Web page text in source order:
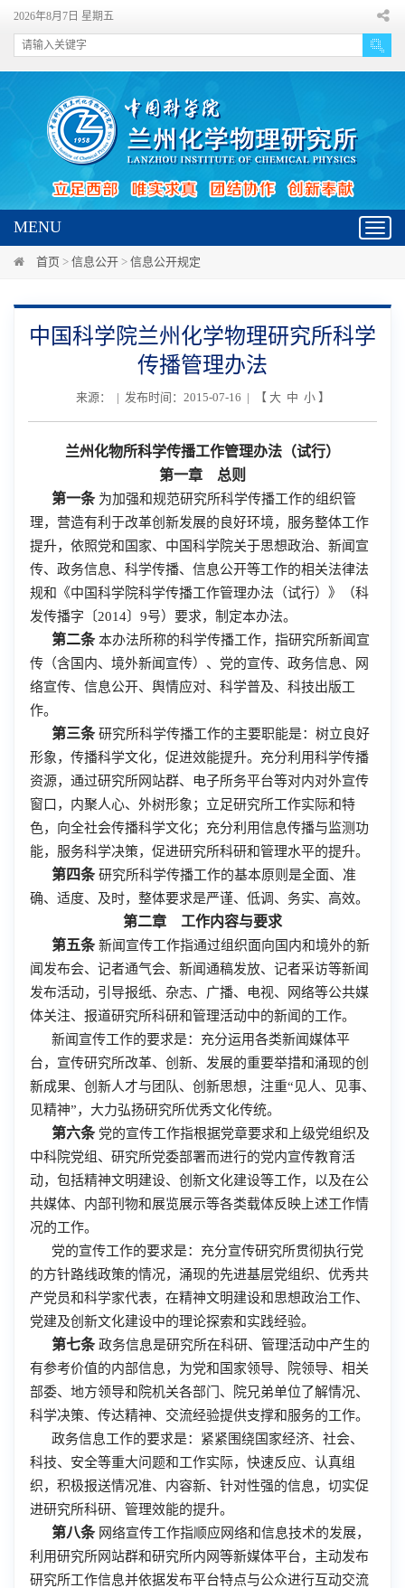
2026年8月7日 星期五
MENU
首页 > 信息公开 > 信息公开规定
中国科学院兰州化学物理研究所科学
传播管理办法
来源： | 发布时间：2015-07-16 | 【 大 中 小】
兰州化物所科学传播工作管理办法（试行）
第一章 总则
第一条为加强和规范研究所科学传播工作的组织管
理，营造有利于改革创新发展的良好环境，服务整体工作
提升，依照党和国家、中国科学院关于思想政治、新闻宣
传、政务信息、科学传播、信息公开等工作的相关法律法
规和《中国科学院科学传播工作管理办法（试行）》（科
发传播字〔2014〕9号）要求，制定本办法。
第二条本办法所称的科学传播工作，指研究所新闻宣
传（含国内、境外新闻宣传）、党的宣传、政务信息、网
络宣传、信息公开、舆情应对、科学普及、科技出版工
作。
第三条研究所科学传播工作的主要职能是：树立良好
形象，传播科学文化，促进效能提升。充分利用科学传播
资源，通过研究所网站群、电子所务平台等对内对外宣传
窗口，内聚人心、外树形象；立足研究所工作实际和特
色，向全社会传播科学文化；充分利用信息传播与监测功
能，服务科学决策，促进研究所科研和管理水平的提升。
第四条研究所科学传播工作的基本原则是全面、准
确、适度、及时，整体要求是严谨、低调、务实、高效。
第二章 工作内容与要求
第五条新闻宣传工作指通过组织面向国内和境外的新
闻发布会、记者通气会、新闻通稿发放、记者采访等新闻
发布活动，引导报纸、杂志、广播、电视、网络等公共媒
体关注、报道研究所科研和管理活动中的新闻的工作。
新闻宣传工作的要求是：充分运用各类新闻媒体平
台，宣传研究所改革、创新、发展的重要举措和涌现的创
新成果、创新人才与团队、创新思想，注重“见人、见事、
见精神”，大力弘扬研究所优秀文化传统。
第六条党的宣传工作指根据党章要求和上级党组织及
中科院党组、研究所党委部署而进行的党内宣传教育活
动，包括精神文明建设、创新文化建设等工作，以及在公
共媒体、内部刊物和展览展示等各类载体反映上述工作情
况的工作。
党的宣传工作的要求是：充分宣传研究所贯彻执行党
的方针路线政策的情况，涌现的先进基层党组织、优秀共
产党员和科学家代表，在精神文明建设和思想政治工作、
党建及创新文化建设中的理论探索和实践经验。
第七条政务信息是研究所在科研、管理活动中产生的
有参考价值的内部信息，为党和国家领导、院领导、相关
部委、地方领导和院机关各部门、院兄弟单位了解情况、
科学决策、传达精神、交流经验提供支撑和服务的工作。
政务信息工作的要求是：紧紧围绕国家经济、社会、
科技、安全等重大问题和工作实际，快速反应、认真组
织，积极报送情况准、内容新、针对性强的信息，切实促
进研究所科研、管理效能的提升。
第八条网络宣传工作指顺应网络和信息技术的发展，
利用研究所网站群和研究所内网等新媒体平台，主动发布
研究所工作信息并依据发布平台特点与公众进行互动交流